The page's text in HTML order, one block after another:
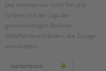
Das nehmen wir nicht hin und
fordern mit der Liga der
gemeinnützigen Berliner
Wohlfahrtsverbänden, die Zusage
einzuhalten.
weiterlesen hauptstadtzulage